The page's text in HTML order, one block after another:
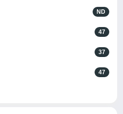
ND
47
37
47